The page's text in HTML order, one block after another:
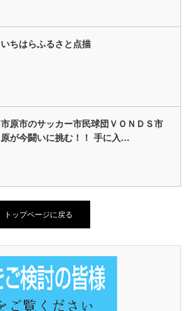
いちはらふるさと点描
市原市のサッカー市民球団ＶＯＮＤＳ市
原が今闘いに挑む！！ 手に入…
トップページに戻る